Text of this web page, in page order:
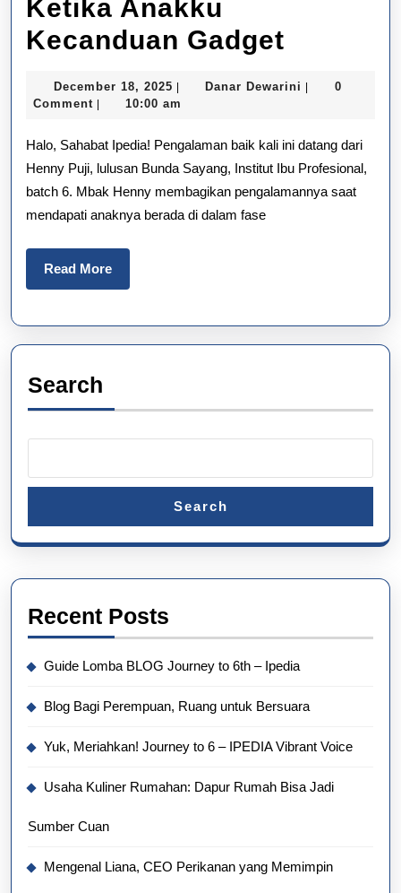
Ketika Anakku
Kecanduan Gadget
Gadget
December 18, 2025 December
18,
Danar Dewarini Danar0
Comment
10:00 am
Halo, Sahabat Ipedia! Pengalaman baik kali ini datang dari
Henny Puji, lulusan Bunda Sayang, Institut Ibu Profesional,
batch 6. Mbak Henny membagikan pengalamannya saat
mendapati anaknya berada di dalam fase
Read MoreRead
More
Search
Search
Recent Posts
Guide Lomba BLOG Journey to 6th – Ipedia
Blog Bagi Perempuan, Ruang untuk Bersuara
Yuk, Meriahkan! Journey to 6 – IPEDIA Vibrant Voice
Usaha Kuliner Rumahan: Dapur Rumah Bisa Jadi
Sumber Cuan
Mengenal Liana, CEO Perikanan yang Memimpin